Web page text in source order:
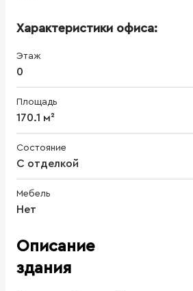
Характеристики офиса:
Этаж
0
Площадь
170.1 м²
Состояние
С отделкой
Мебель
Нет
Описание
здания